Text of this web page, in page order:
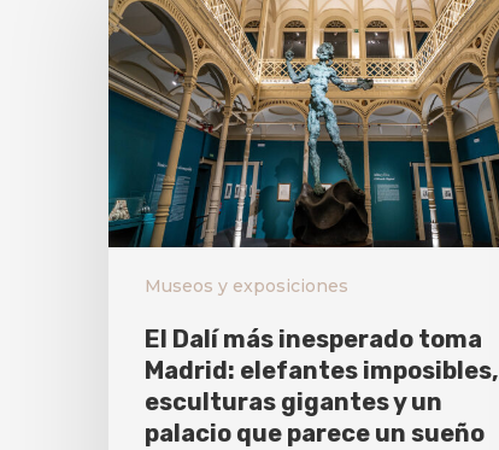
Museos y exposiciones
El Dalí más inesperado toma
Madrid: elefantes imposibles,
esculturas gigantes y un
palacio que parece un sueño